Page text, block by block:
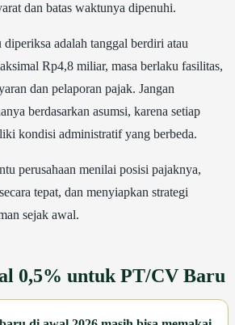
dan batas waktunya dipenuhi.
adalah tanggal berdiri atau
Rp4,8 miliar, masa berlaku fasilitas,
dan pelaporan pajak. Jangan
berdasarkan asumsi, karena setiap
kondisi administratif yang berbeda.
perusahaan menilai posisi pajaknya,
tepat, dan menyiapkan strategi
sejak awal.
0,5% untuk PT/CV Baru